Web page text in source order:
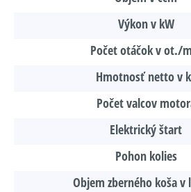
Výkon v kW
Počet otáčok v ot./
Hmotnosť netto v
Počet valcov
Elektrický štart
Pohon kolies
Objem zberného koša v